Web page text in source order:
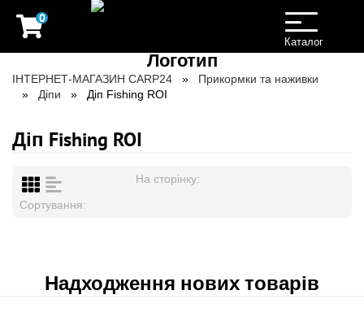
0
Toggle
navigation
Каталог
ІНТЕРНЕТ-МАГАЗИН CARP24
Прикормки та наживки
Діпи
Діп Fishing ROI
Діп Fishing ROI
На сторінку:
Сортування:
Надходження нових товарів